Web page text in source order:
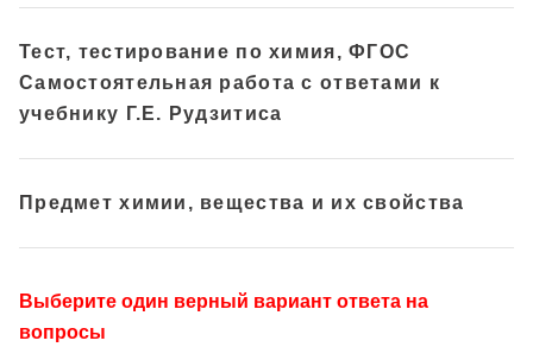
Тест, тестирование по химия, ФГОС
Самостоятельная работа с ответами к
учебнику Г.Е. Рудзитиса
Предмет химии, вещества и их свойства
Выберите один верный вариант ответа на
вопросы